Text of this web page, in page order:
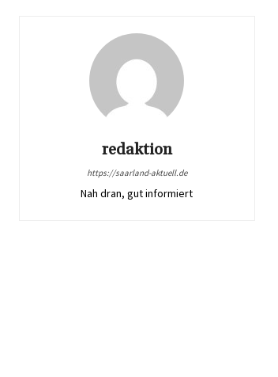
redaktion
https://saarland-aktuell.de
Nah dran, gut informiert